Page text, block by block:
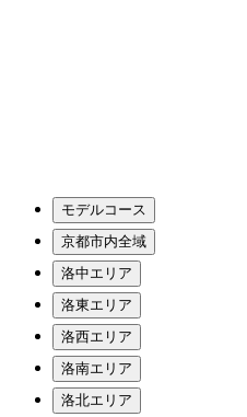
モデルコース
京都市内全域
洛中エリア
洛東エリア
洛西エリア
洛南エリア
洛北エリア